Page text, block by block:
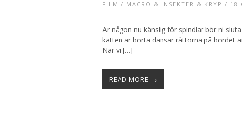
FILM / MACRO & INSEKTER & KRYP / 18
Är någon nu känslig för spindlar bör ni
katten är borta dansar råttorna på bordet
När vi […]
READ MORE →